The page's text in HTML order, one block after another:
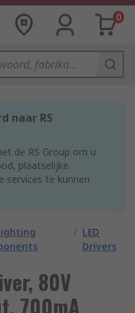
0
naar RS
de RS Group om u
plaatselijke
services te kunnen
/ LED
Drivers
80V
700mA